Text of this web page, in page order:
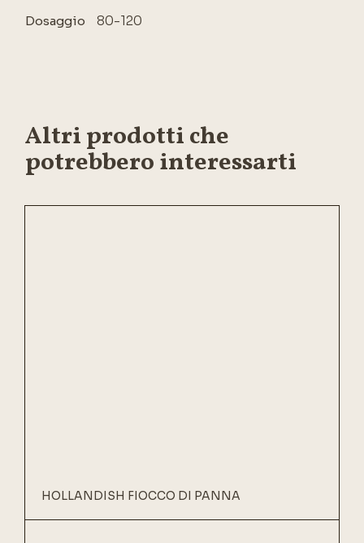
Dosaggio 80-120
Altri prodotti che
potrebbero interessarti
HOLLANDISH FIOCCO DI PANNA